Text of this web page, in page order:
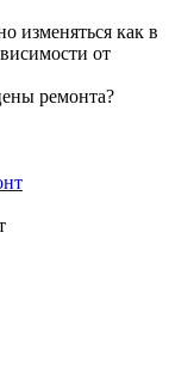
как в
от
ремонта?